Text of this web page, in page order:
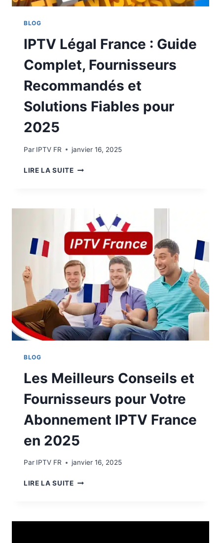
BLOG
IPTV Légal France​ : Guide
Complet, Fournisseurs
Recommandés et
Solutions Fiables pour
2025
Par IPTV FR janvier 16, 2025
LIRE LA SUITE
BLOG
Les Meilleurs Conseils et
Fournisseurs pour Votre
Abonnement IPTV France
en 2025
Par IPTV FR janvier 16, 2025
LIRE LA SUITE